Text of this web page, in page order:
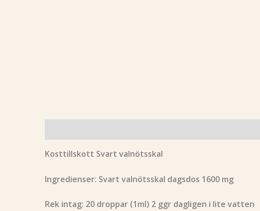
Kosttillskott Svart valnötsskal
Ingredienser: Svart valnötsskal dagsdos 1600 mg
Rek intag: 20 droppar (1ml) 2 ggr dagligen i lite vatten